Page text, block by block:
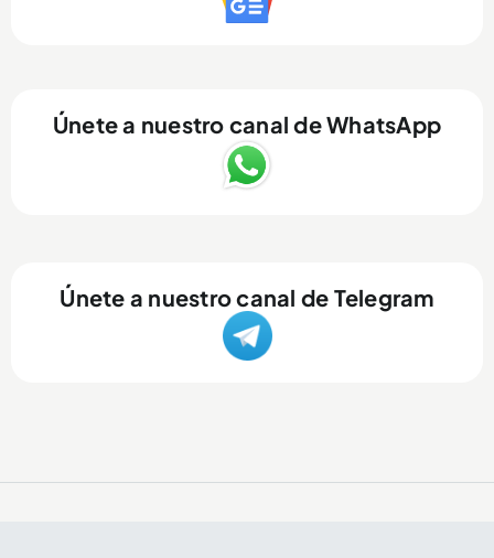
Únete a nuestro canal de WhatsApp
Únete a nuestro canal de Telegram